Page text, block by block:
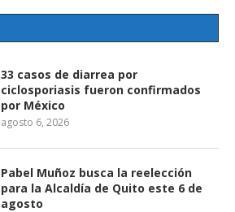
33 casos de diarrea por
ciclosporiasis fueron confirmados
por México
agosto 6, 2026
Pabel Muñoz busca la reelección
para la Alcaldía de Quito este 6 de
agosto